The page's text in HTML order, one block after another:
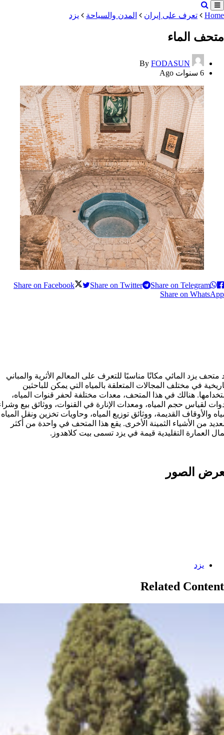
Home تعرف على إيران المدن والسياحة یزد
متحف الماء
By FODASUN
6 سنوات Ago
Share on Facebook Share on Twitter
Share on Telegram
Share on WhatsApp
متحف يزد المائي مكانًا مناسبًا للتعرف على المعالم الأثرية والمباني
في مختلف المجالات المتعلقة بالمياه التي يمكن للباحثين
هنالك في هذا المتحف، معدات مختلفة لحفر قنوات المياه،
لقياس حجم المياه، ومعدات الإنارة في القنوات، ووثائق بيع
والأوقاف القديمة، ووثائق توزيع المياه، وحاويات تخزين ونقل المياه
من الأشياء الثمينة الأخرى. يقع هذا المتحف في واحدة من أكثر
العمارة التقليدية قيمة في يزد تسمى بيت کلاهدوز.
الصور
Categories:
یزد
Related Content